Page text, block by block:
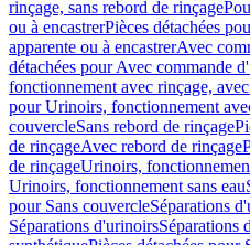
rinçage, sans rebord de rinçage
ou à encastrerPièces détachées
apparente ou à encastrerAvec
détachées pour Avec commande
fonctionnement avec rinçage,
pour Urinoirs, fonctionnement
couvercleSans rebord de rinçage
de rinçageAvec rebord de rinçage
de rinçageUrinoirs,
Urinoirs, fonctionnement sans eau
pour Sans couvercleSéparations
Séparations d'urinoirsSéparations